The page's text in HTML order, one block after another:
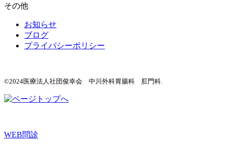
その他
お知らせ
ブログ
プライバシーポリシー
©2024医療法人社団俊幸会 中川外科胃腸科 肛門科.
WEB問診